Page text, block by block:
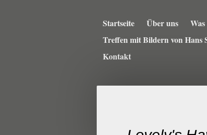
Startseite Über uns
Treffen mit Bildern von Hans
Kontakt